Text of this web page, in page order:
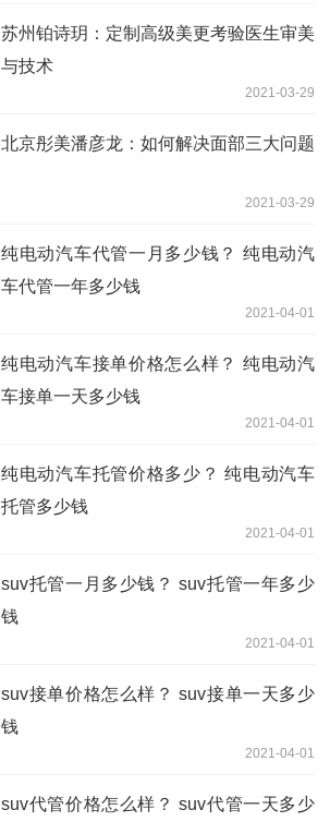
苏州铂诗玥：定制高级美更考验医生审美
与技术
2021-03-29
北京彤美潘彦龙：如何解决面部三大问题
2021-03-29
纯电动汽车代管一月多少钱？ 纯电动汽
车代管一年多少钱
2021-04-01
纯电动汽车接单价格怎么样？ 纯电动汽
车接单一天多少钱
2021-04-01
纯电动汽车托管价格多少？ 纯电动汽车
托管多少钱
2021-04-01
suv托管一月多少钱？ suv托管一年多少
钱
2021-04-01
suv接单价格怎么样？ suv接单一天多少
钱
2021-04-01
suv代管价格怎么样？ suv代管一天多少